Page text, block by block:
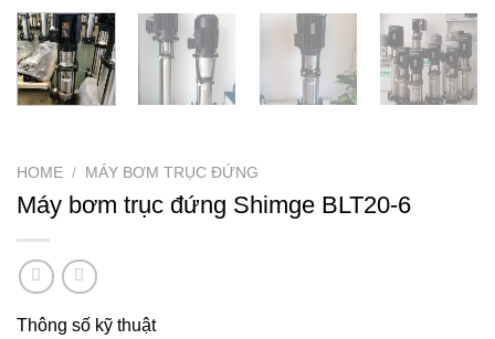
HOME / MÁY BƠM TRỤC ĐỨNG
Máy bơm trục đứng Shimge BLT20-6
Thông số kỹ thuật